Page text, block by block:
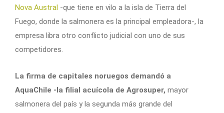
Nova Austral -que tiene en vilo a la isla de Tierra del
Fuego, donde la salmonera es la principal empleadora-, la
empresa libra otro conflicto judicial con uno de sus
competidores.
La firma de capitales noruegos demandó a
AquaChile -la filial acuícola de Agrosuper, mayor
salmonera del país y la segunda más grande del